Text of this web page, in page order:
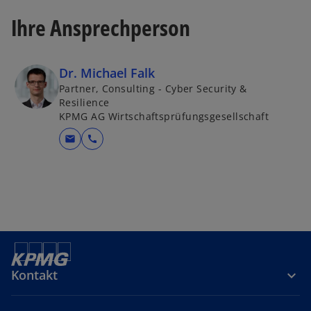
Ihre Ansprechperson
Dr. Michael Falk
Partner, Consulting - Cyber Security &
Resilience
KPMG AG Wirtschaftsprüfungsgesellschaft
mail call
Kontakt